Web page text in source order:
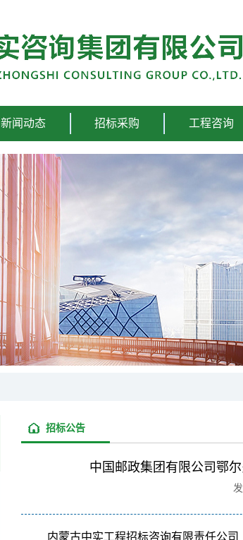
新闻动态 招标采购 工程咨询
招标公告
中国邮政集团有限公司鄂
内蒙古中实工程招标咨询有限责任公